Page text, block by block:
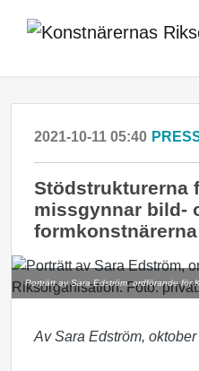
2021-10-11 05:40
Stödstrukturerna
missgynnar bild-
formkonstnärerna
Porträtt av Sara Edström, ordförande för
Av Sara Edström, oktober